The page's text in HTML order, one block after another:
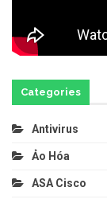
Categories
Antivirus
Ảo Hóa
ASA Cisco